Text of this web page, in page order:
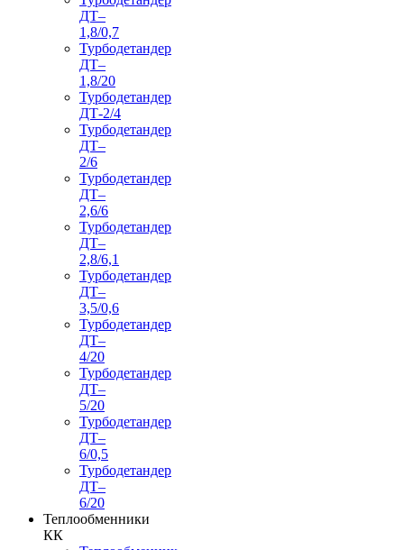
ДТ–
1,8/0,7
Турбодетандер
ДТ–
1,8/20
Турбодетандер
ДТ-2/4
Турбодетандер
ДТ–
2/6
Турбодетандер
ДТ–
2,6/6
Турбодетандер
ДТ–
2,8/6,1
Турбодетандер
ДТ–
3,5/0,6
Турбодетандер
ДТ–
4/20
Турбодетандер
ДТ–
5/20
Турбодетандер
ДТ–
6/0,5
Турбодетандер
ДТ–
6/20
Теплообменники
КК